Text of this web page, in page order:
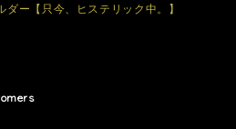
ー【只今、ヒステリック中。】